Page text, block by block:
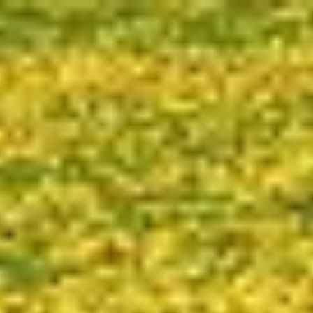
google.com, pub-5776132584717505, DIRECT,